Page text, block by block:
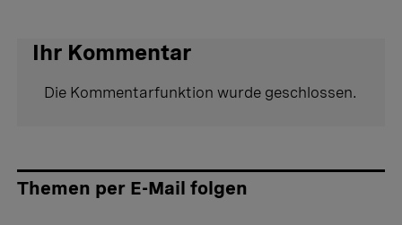
Ihr Kommentar
Die Kommentarfunktion wurde geschlossen.
Themen per E-Mail folgen